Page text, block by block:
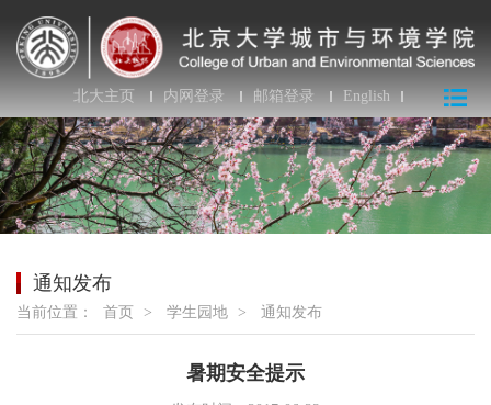
北大主页 内网登录 邮箱登录 English
通知发布
当前位置： 首页 > 学生园地 > 通知发布
暑期安全提示